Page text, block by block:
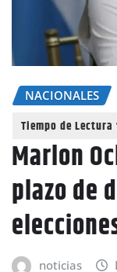
NACIONALES
Marlon
plazo de
noticias